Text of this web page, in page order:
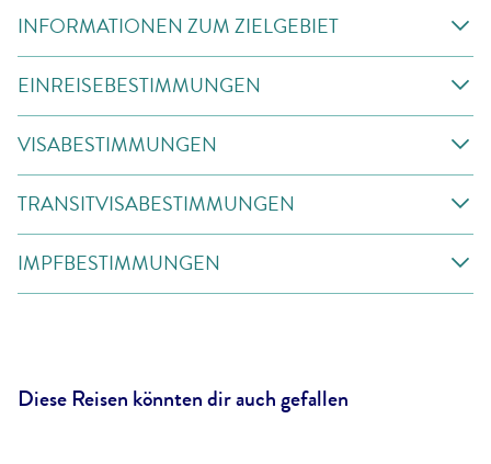
INFORMATIONEN ZUM ZIELGEBIET
EINREISEBESTIMMUNGEN
VISABESTIMMUNGEN
TRANSITVISABESTIMMUNGEN
IMPFBESTIMMUNGEN
Diese Reisen könnten dir auch gefallen